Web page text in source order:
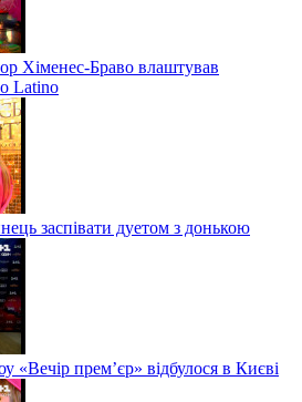
Хіменес-Браво влаштував
Latino
заспівати дуетом з донькою
«Вечір прем’єр» відбулося в Києві